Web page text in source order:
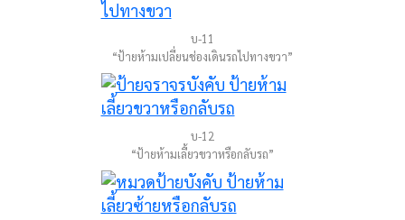
บ-11
“ป้ายห้ามเปลี่ยนช่องเดินรถไปทางขวา”
บ-12
“ป้ายห้ามเลี้ยวขวาหรือกลับรถ”